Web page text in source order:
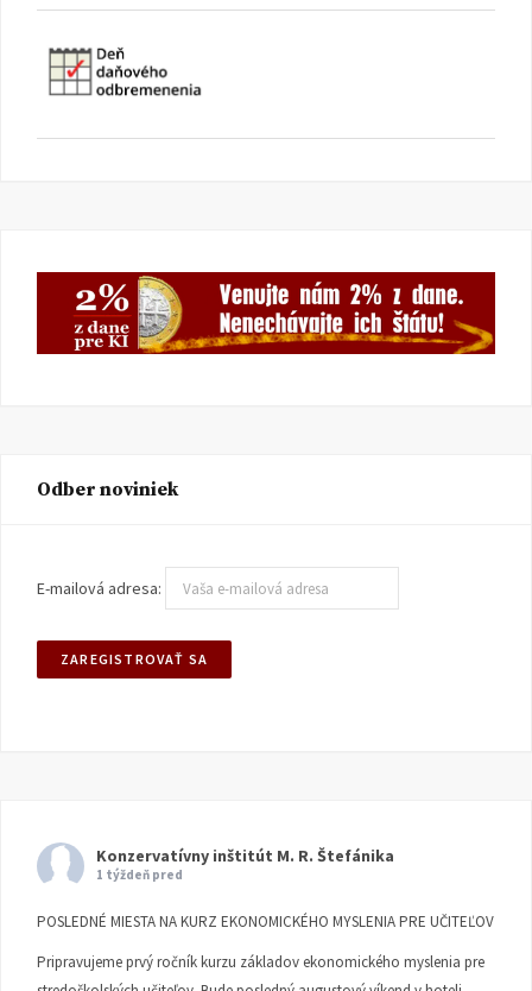
Odber noviniek
E-mailová adresa:
Konzervatívny inštitút M. R. Štefánika
1 týždeň pred
POSLEDNÉ MIESTA NA KURZ EKONOMICKÉHO MYSLENIA PRE UČITEĽOV
Pripravujeme prvý ročník kurzu základov ekonomického myslenia pre